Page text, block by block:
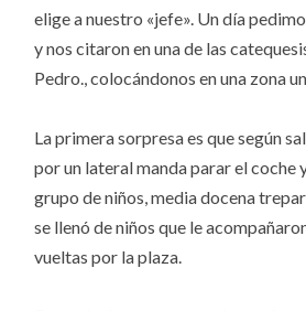
elige a nuestro «jefe». Un día
y nos citaron en una de las
Pedro., colocándonos en una zona
La primera sorpresa es que según
por un lateral manda parar el coche
grupo de niños, media docena
se llenó de niños que le
vueltas por la plaza.